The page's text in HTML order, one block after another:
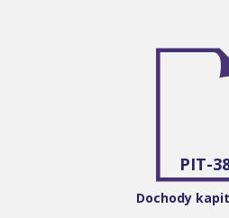
PIT-
Dochody